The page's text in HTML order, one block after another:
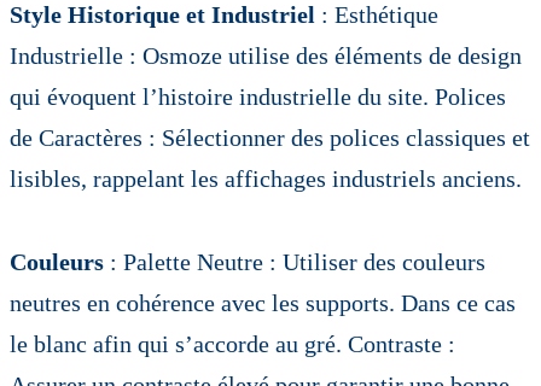
Style Historique et Industriel : Esthétique
Industrielle : Osmoze utilise des éléments de design
qui évoquent l’histoire industrielle du site. Polices
de Caractères : Sélectionner des polices classiques et
lisibles, rappelant les affichages industriels anciens.
Couleurs : Palette Neutre : Utiliser des couleurs
neutres en cohérence avec les supports. Dans ce cas
le blanc afin qui s’accorde au gré. Contraste :